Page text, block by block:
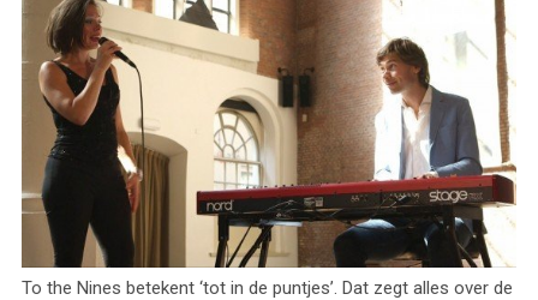
To the Nines betekent ‘tot in de puntjes’. Dat zegt alles over de